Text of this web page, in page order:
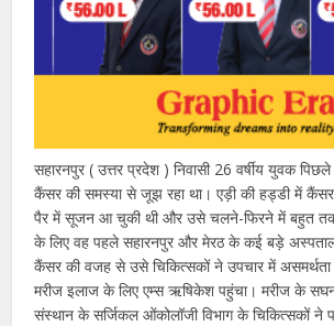
सहारनपुर ( उत्तर प्रदेश ) निवासी 26 वर्षीय युवक
कैंसर की समस्या से जूझ रहा था। एड़ी की हड्डी में
पैर में सूजन आ चुकी थी और उसे चलने-फिरने में बहुत
के लिए वह पहले सहारनपुर और मेरठ के कई बड़े
कैंसर की वजह से उसे चिकित्सकों ने उपचार में
मरीज इलाज के लिए एम्स ऋषिकेश पहुंचा। मरीज के सघन
संस्थान के सर्जिकल ओंकोलॉजी विभाग के चिकित्सकों ने